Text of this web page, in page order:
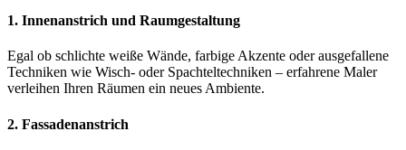
1. Innenanstrich und Raumgestaltung
Egal ob schlichte weiße Wände, farbige Akzente oder ausgefallene
Techniken wie Wisch- oder Spachteltechniken – erfahrene Maler
verleihen Ihren Räumen ein neues Ambiente.
2. Fassadenanstrich